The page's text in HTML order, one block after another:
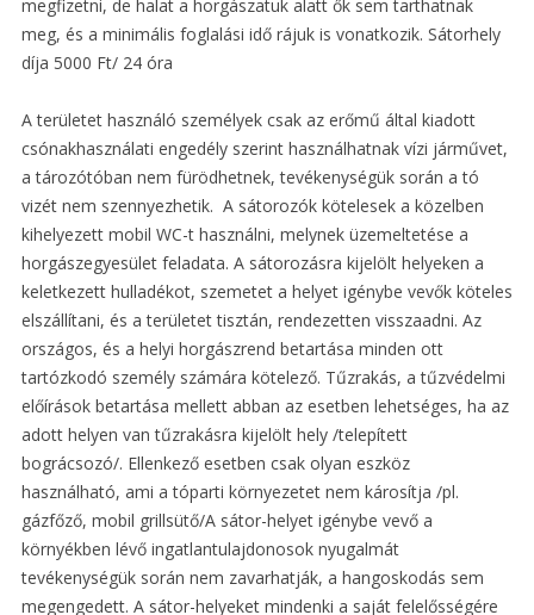
megfizetni, de halat a horgászatuk alatt ők sem tarthatnak
meg, és a minimális foglalási idő rájuk is vonatkozik. Sátorhely
díja 5000 Ft/ 24 óra
A területet használó személyek csak az erőmű által kiadott
csónakhasználati engedély szerint használhatnak vízi járművet,
a tározótóban nem fürödhetnek, tevékenységük során a tó
vizét nem szennyezhetik. A sátorozók kötelesek a közelben
kihelyezett mobil WC-t használni, melynek üzemeltetése a
horgászegyesület feladata. A sátorozásra kijelölt helyeken a
keletkezett hulladékot, szemetet a helyet igénybe vevők köteles
elszállítani, és a területet tisztán, rendezetten visszaadni. Az
országos, és a helyi horgászrend betartása minden ott
tartózkodó személy számára kötelező. Tűzrakás, a tűzvédelmi
előírások betartása mellett abban az esetben lehetséges, ha az
adott helyen van tűzrakásra kijelölt hely /telepített
bográcsozó/. Ellenkező esetben csak olyan eszköz
használható, ami a tóparti környezetet nem károsítja /pl.
gázfőző, mobil grillsütő/A sátor-helyet igénybe vevő a
környékben lévő ingatlantulajdonosok nyugalmát
tevékenységük során nem zavarhatják, a hangoskodás sem
megengedett. A sátor-helyeket mindenki a saját felelősségére